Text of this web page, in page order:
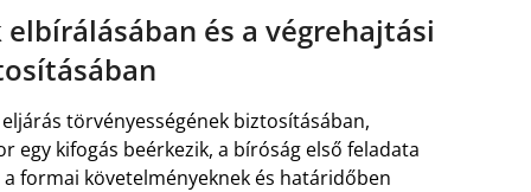
és a végrehajtási
törvényességének biztosításában,
egy kifogás beérkezik, a bíróság első feladata
formai követelményeknek és határidőben